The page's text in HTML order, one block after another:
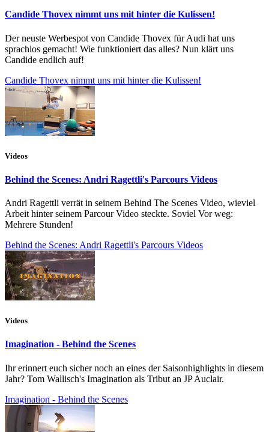
Candide Thovex nimmt uns mit hinter die Kulissen!
Der neuste Werbespot von Candide Thovex für Audi hat uns
sprachlos gemacht! Wie funktioniert das alles? Nun klärt uns
Candide endlich auf!
Candide Thovex nimmt uns mit hinter die Kulissen!
Videos
Behind the Scenes: Andri Ragettli's Parcours Videos
Andri Ragettli verrät in seinem Behind The Scenes Video, wieviel
Arbeit hinter seinem Parcour Video steckte. Soviel Vor weg:
Mehrere Stunden!
Behind the Scenes: Andri Ragettli's Parcours Videos
Videos
Imagination - Behind the Scenes
Ihr erinnert euch sicher noch an eines der Saisonhighlights in diesem
Jahr? Tom Wallisch's Imagination als Tribut an JP Auclair.
Imagination - Behind the Scenes